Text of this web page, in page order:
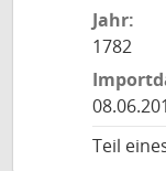
Jahr:
1782
Teil